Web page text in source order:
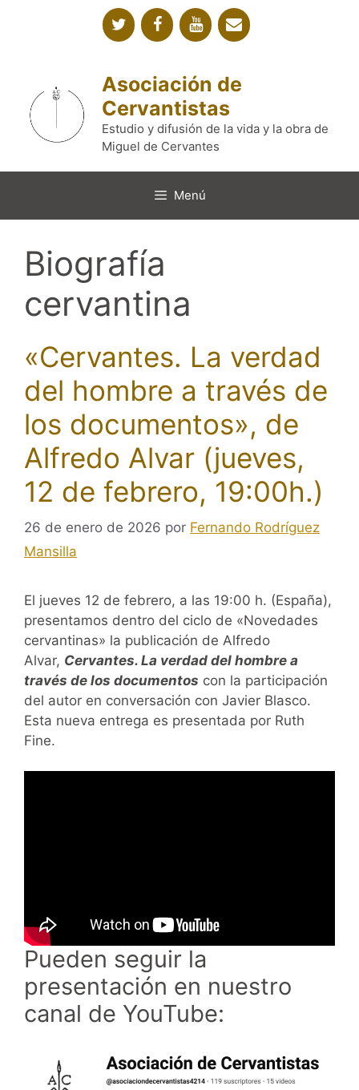
Asociación de
Cervantistas
Estudio y difusión de la vida y la obra de
Miguel de Cervantes
Menú
Biografía
cervantina
«Cervantes. La verdad
del hombre a través de
los documentos», de
Alfredo Alvar (jueves,
12 de febrero, 19:00h.)
26 de enero de 2026 por Fernando Rodríguez
Mansilla
El jueves 12 de febrero, a las 19:00 h. (España),
presentamos dentro del ciclo de «Novedades
cervantinas» la publicación de Alfredo
Alvar, Cervantes. La verdad del hombre a
través de los documentos con la participación
del autor en conversación con Javier Blasco.
Esta nueva entrega es presentada por Ruth
Fine.
Pueden seguir la
presentación en nuestro
canal de YouTube: